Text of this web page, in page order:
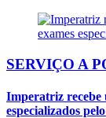
SERVIÇO A
Imperatriz recebe
especializados